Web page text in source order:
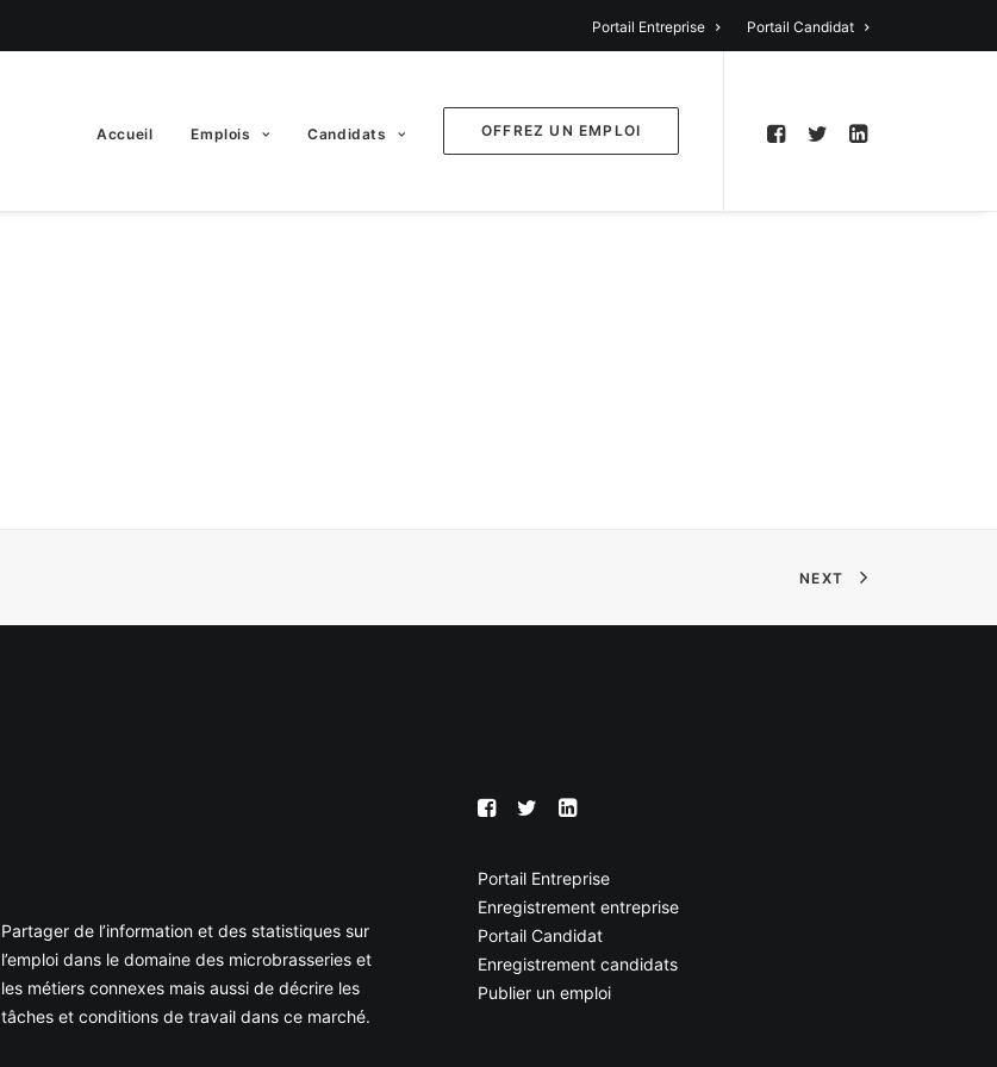
Portail Entreprise Portail Candidat
Accueil Emplois Candidats OFFREZ UN EMPLOI
NEXT
Partager de l’information et des statistiques sur
l’emploi dans le domaine des microbrasseries et
les métiers connexes mais aussi de décrire les
tâches et conditions de travail dans ce marché.
Portail Entreprise
Enregistrement entreprise
Portail Candidat
Enregistrement candidats
Publier un emploi